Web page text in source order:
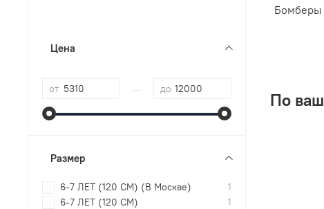
Бомберы
По
Цена
от до
Размер
6-7 ЛЕТ (120 СМ) (В Москве) 1
6-7 ЛЕТ (120 СМ) 1